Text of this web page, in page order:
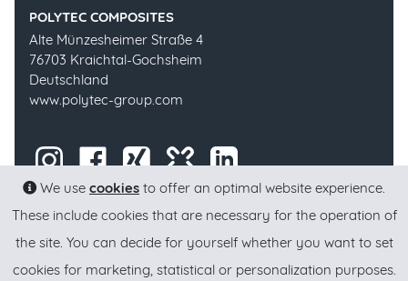
POLYTEC COMPOSITES
Alte Münzesheimer Straße 4
76703 Kraichtal-Gochsheim
Deutschland
www.polytec-group.com
We use cookies to offer an optimal website experience.
These include cookies that are necessary for the operation of
the site. You can decide for yourself whether you want to set
cookies for marketing, statistical or personalization purposes.